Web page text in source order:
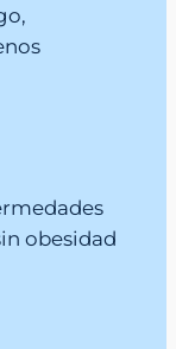
obesidad